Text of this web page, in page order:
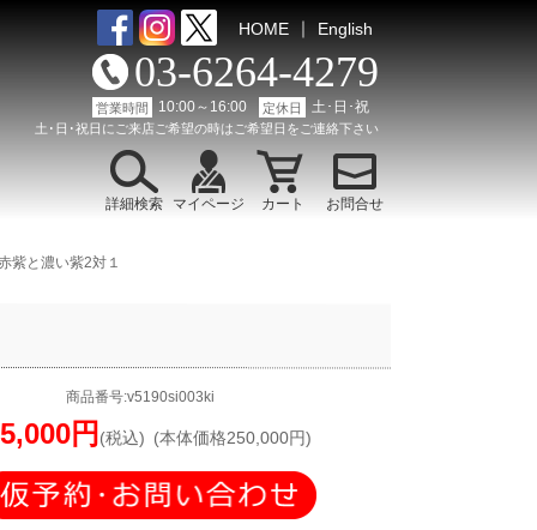
HOME ｜ English
詳細検索 マイページ カート お問合せ
03-6264-4279
営業時間 10:00～16:00 定休日 土･日･祝
土･日･祝日にご来店ご希望の時はご希望日をご連絡下さい
と濃い紫2対１
商品番号:v5190si003ki
円 (税込) (本体価格250,000円)